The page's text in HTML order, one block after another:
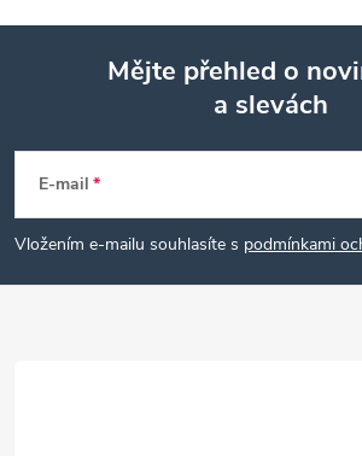
p
a
Mějte přehled o
a slevách
E-mail
Vložením e-mailu souhlasíte s podmínkami